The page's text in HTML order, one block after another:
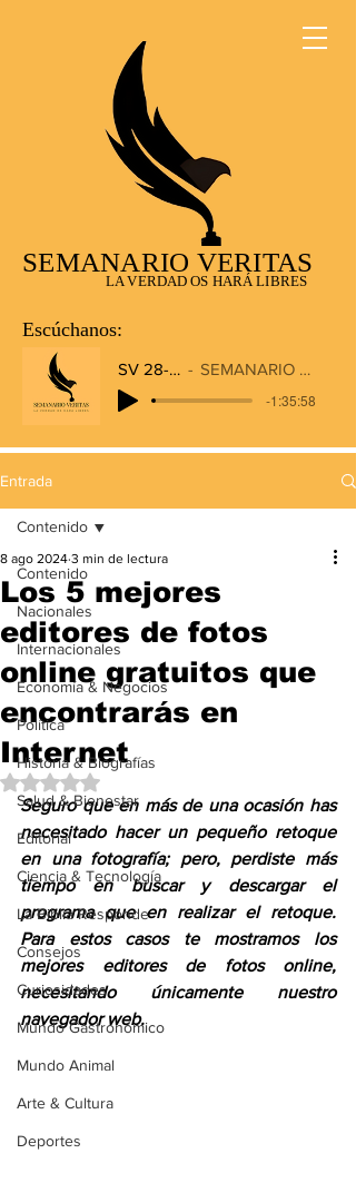
SEMANARIO VERITAS
LA VERDAD OS HARÁ LIBRES
Escúchanos:
SV 28-12-2025
SEMANARIO VERITAS RADIO
-1:35:58
Entrada
Contenido
Nacionales
Internacionales
Economía & Negocios
Política
Historia & Biografías
Salud & Bienestar
Editorial
Ciencia & Tecnología
La Biblia Responde
Consejos
Curiosidades
Mundo Gastronómico
Mundo Animal
Arte & Cultura
Deportes
Contenido
Los 5 mejores
editores de fotos
online gratuitos que
encontrarás en
Internet
8 ago 2024 3 min de lectura
Obtuvo NaN de 5 estrellas.
Seguro que en más de una ocasión has
necesitado hacer un pequeño retoque
en una fotografía; pero, perdiste más
tiempo en buscar y descargar el
programa que en realizar el retoque.
Para estos casos te mostramos los
mejores editores de fotos online,
necesitando únicamente nuestro
navegador web.